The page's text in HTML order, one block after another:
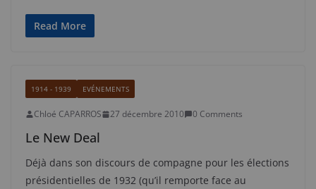
Read More
1914 - 1939 EVÉNEMENTS
Chloé CAPARROS 27 décembre 2010 0 Comments
Le New Deal
Déjà dans son discours de compagne pour les élections
présidentielles de 1932 (qu’il remporte face au